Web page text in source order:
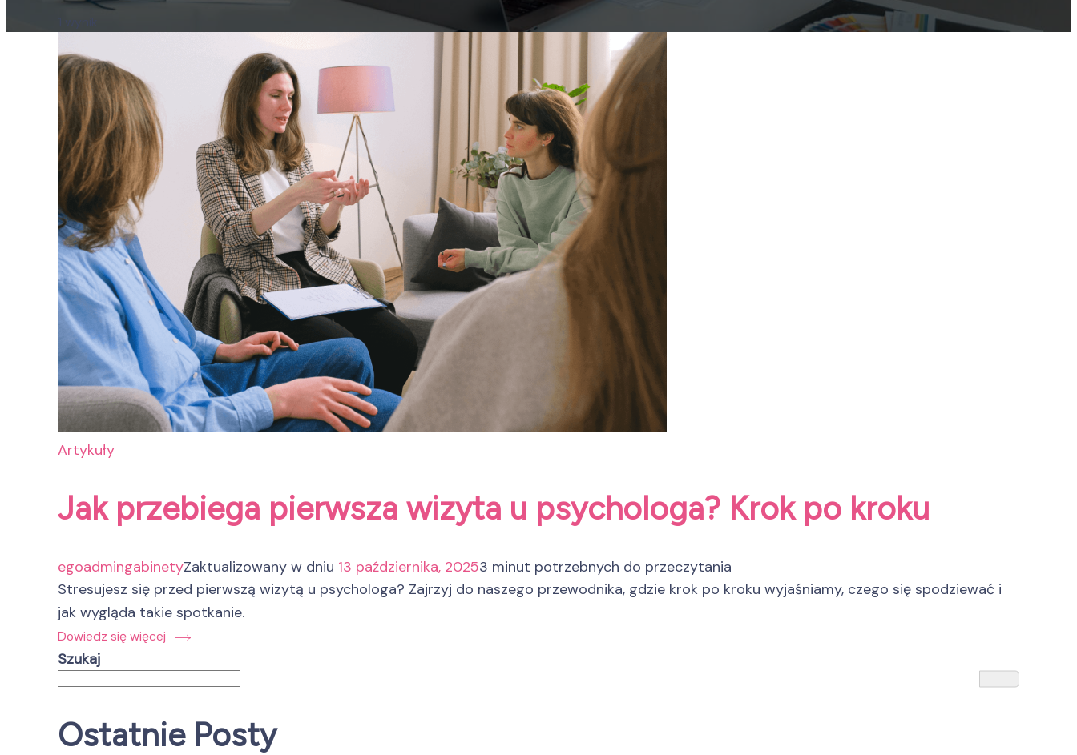
Artykuły
Jak przebiega pierwsza wizyta u psychologa? Krok po kroku
egoadmingabinetyZaktualizowany w dniu 13 października, 20253 minut potrzebnych do przeczytania
Stresujesz się przed pierwszą wizytą u psychologa? Zajrzyj do naszego przewodnika, gdzie krok po kroku wyjaśniamy, czego się spodziewać i
jak wygląda takie spotkanie.
Dowiedz się więcej
Szukaj
Ostatnie Posty